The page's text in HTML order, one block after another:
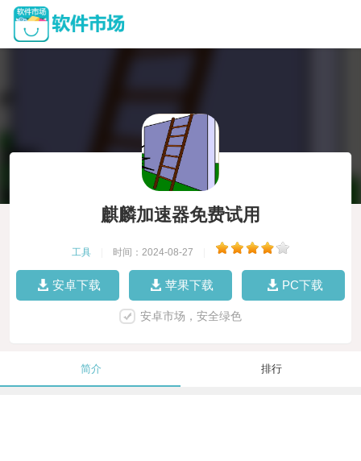
麒麟加速器免费试用
工具 时间：2024-08-27
安卓下载 苹果下载 PC下载
安卓市场，安全绿色
简介 排行